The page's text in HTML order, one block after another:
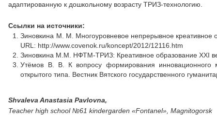
адаптированную к дошкольному возрасту ТРИЗ-технологию.
Ссылки на источники:
Зиновкина М. М. Многоуровневое непрерывное
URL: http://www.covenok.ru/koncept/2012/12116.htm
Зиновкина М.М. НФТМ-ТРИЗ: Креативное образование ХХI
Утёмов В. В. К вопросу формирования инновационного
открытого типа. Вестник Вятского государственного
Shvaleva Anastasia Pavlovna,
Teacher high school №61 kindergarden «Fontanel», Magnitogorsk